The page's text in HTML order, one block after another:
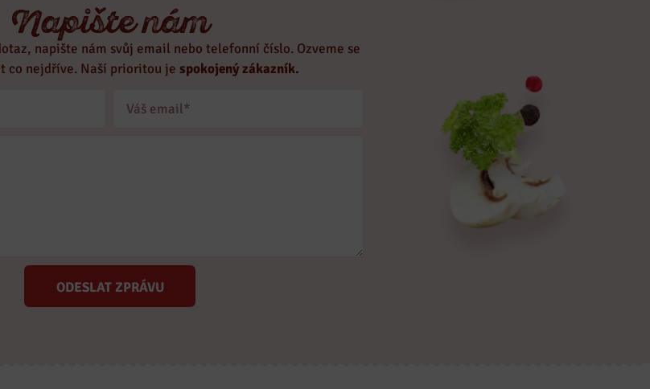
Napište nám
napište nám svůj email nebo telefonní číslo. Ozveme se
co nejdříve. Naší prioritou je spokojený zákazník.
ODESLAT ZPRÁVU